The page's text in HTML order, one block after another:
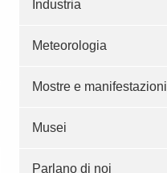
Industria
Meteorologia
Mostre e manifestazioni
Musei
Parlano di noi